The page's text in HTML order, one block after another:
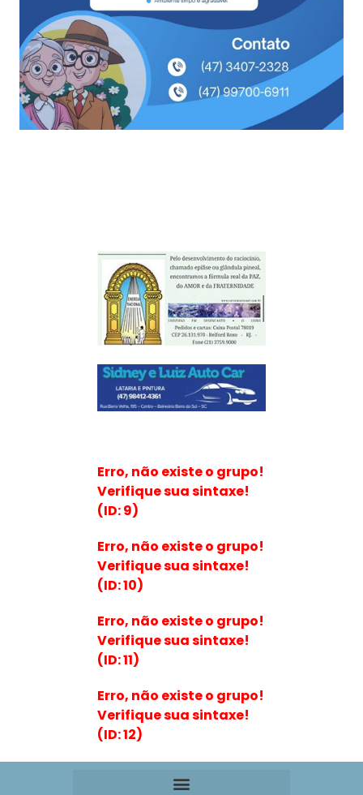
Erro, não existe o grupo!
Verifique sua sintaxe!
(ID: 9)
Erro, não existe o grupo!
Verifique sua sintaxe!
(ID: 10)
Erro, não existe o grupo!
Verifique sua sintaxe!
(ID: 11)
Erro, não existe o grupo!
Verifique sua sintaxe!
(ID: 12)